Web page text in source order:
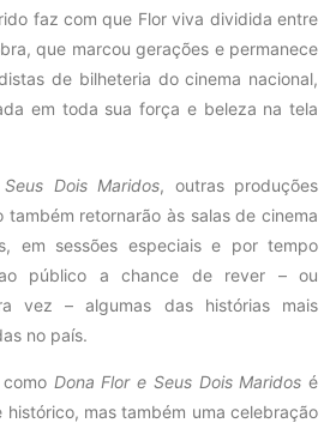
faz com que Flor viva dividida entre
que marcou gerações e permanece
de bilheteria do cinema nacional,
em toda sua força e beleza na tela
Dois Maridos, outras produções
também retornarão às salas de cinema
em sessões especiais e por tempo
ao público a chance de rever – ou
vez – algumas das histórias mais
no país.
Dona Flor e Seus Dois Maridos é
histórico, mas também uma celebração